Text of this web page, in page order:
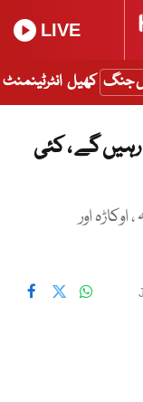
LIVE
جنگ کھیل انٹرٹینمنٹ
گے ، کئی
48 ، لسبیلہ ، اوکاڑہ اور